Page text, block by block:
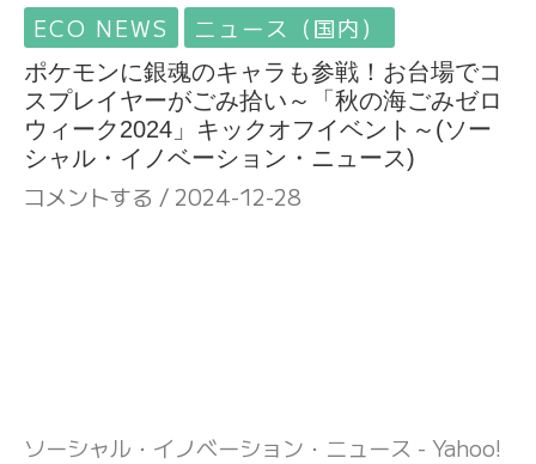
ECO NEWS ニュース（国内）
ポケモンに銀魂のキャラも参戦！お台場でコ
スプレイヤーがごみ拾い～「秋の海ごみゼロ
ウィーク2024」キックオフイベント～(ソー
シャル・イノベーション・ニュース)
コメントする / 2024-12-28
ソーシャル・イノベーション・ニュース - Yahoo!